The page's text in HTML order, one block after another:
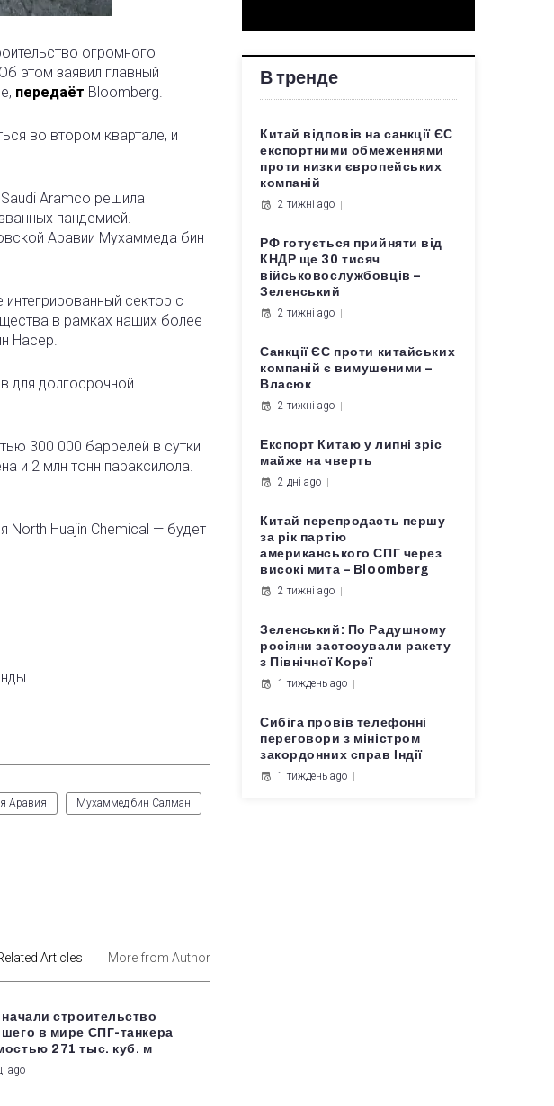
огромного
этом заявил главный
передаёт Bloomberg.
во втором квартале, и
Aramco решила
пандемией.
Аравии Мухаммеда бин
сектор с
в рамках наших более
Насер.
для долгосрочной
300 000 баррелей в сутки
и 2 млн тонн параксилола.
North Huajin Chemical — будет
Аравия Мухаммед бин Салман
Articles More from Author
начали строительство
в мире СПГ-танкера
271 тыс. куб. м
ago
В тренде
Китай відповів на санкції ЄС
експортними обмеженнями
проти низки європейських
компаній
2 тижні ago
РФ готується прийняти від
КНДР ще 30 тисяч
військовослужбовців –
Зеленський
2 тижні ago
Санкції ЄС проти китайських
компаній є вимушеними –
Власюк
2 тижні ago
Експорт Китаю у липні зріс
майже на чверть
2 дні ago
Китай перепродасть першу
за рік партію
американського СПГ через
високі мита – Bloomberg
2 тижні ago
Зеленський: По Радушному
росіяни застосували ракету
з Північної Кореї
1 тиждень ago
Сибіга провів телефонні
переговори з міністром
закордонних справ Індії
1 тиждень ago